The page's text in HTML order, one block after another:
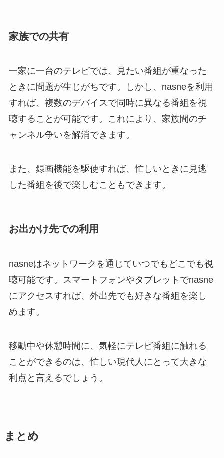
家族での共有
一家に一台のテレビでは、見たい番組が重なった
ときに問題が生じがちです。しかし、nasneを利用
すれば、複数のデバイスで同時に異なる番組を視
聴することが可能です。これにより、家族間のチ
ャンネル争いを解消できます。
また、録画機能を駆使すれば、忙しいときに見逃
した番組を後で楽しむこともできます。
お出かけ先での利用
nasneはネットワークを通じていつでもどこでも視
聴可能です。スマートフォンやタブレットでnasne
にアクセスすれば、外出先でも好きな番組を楽し
めます。
移動中や休憩時間に、気軽にテレビ番組に触れる
ことができるのは、忙しい現代人にとって大きな
利点と言えるでしょう。
まとめ